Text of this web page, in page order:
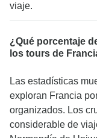
viaje.
¿Qué porcentaje
los tours de
Las estadísticas
exploran Francia
organizados. Los
considerable de